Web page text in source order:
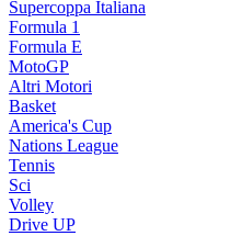
Supercoppa Italiana
Formula 1
Formula E
MotoGP
Altri Motori
Basket
America's Cup
Nations League
Tennis
Sci
Volley
Drive UP